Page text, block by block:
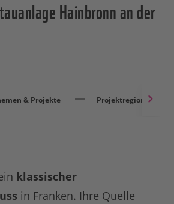
Hainbronn an der
& Projekte Projektregionen
klassischer
in Franken. Ihre Quelle